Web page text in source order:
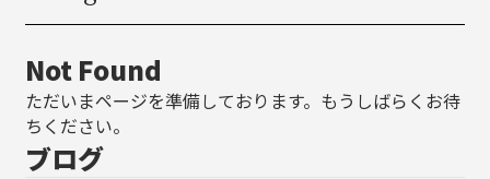
Not Found
ただいまページを準備しております。もうしばらくお待
ちください。
ブログ